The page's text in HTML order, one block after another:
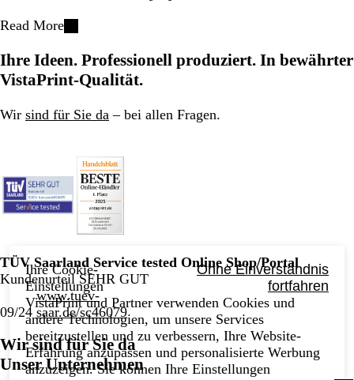
Read More
Ihre Ideen. Professionell produziert. In bewährter
VistaPrint-Qualität.
Wir sind für Sie da – bei allen Fragen.
TÜV Saarland Service tested Online Shop/Portal
Kundenurteil SEHR GUT
09/24
www.tuev-
saar.de/sc46079
Wir sind für Sie da
Unser Unternehmen
Ihre Cookie-
Einstellungen
Ohne Einverständnis
fortfahren
VistaPrint und Partner verwenden Cookies und
andere Technologien, um unsere Services
bereitzustellen und zu verbessern, Ihre Website-
Erfahrung anzupassen und personalisierte Werbung
anzuzeigen. Sie können Ihre Einstellungen